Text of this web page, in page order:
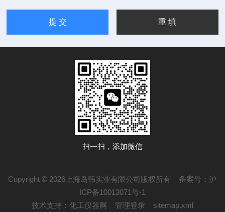
扫一扫，添加微信
Copyright © 2026上海岛韩实业有限公司版权所有 备案号：沪
ICP备10013071号-1
技术支持： 化工仪器网 管理登录 sitemap.xml